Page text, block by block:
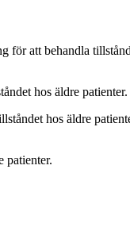
att behandla
hos äldre patienter.
hos äldre
patienter.